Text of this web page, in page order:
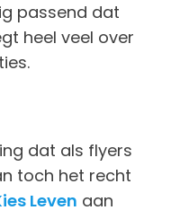
passend dat
heel veel over
dat als flyers
toch het recht
Leven aan